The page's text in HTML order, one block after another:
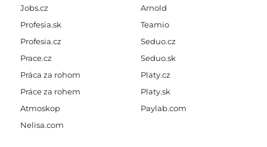
Jobs.cz
Profesia.sk
Profesia.cz
Prace.cz
Práca za rohom
Práce za rohem
Atmoskop
Nelisa.com
Arnold
Teamio
Seduo.cz
Seduo.sk
Platy.cz
Platy.sk
Paylab.com